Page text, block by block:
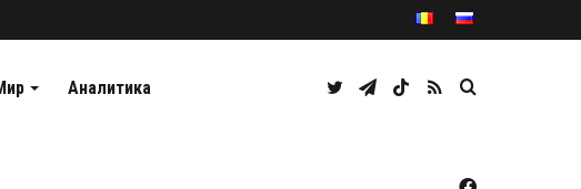
Аналитика Caută
RSS
TikTok
Telegram
Twitter